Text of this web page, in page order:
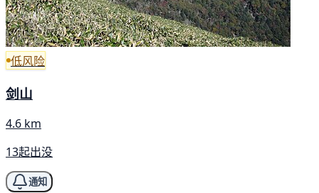
低风险
剑山
4.6 km
13起出没
通知